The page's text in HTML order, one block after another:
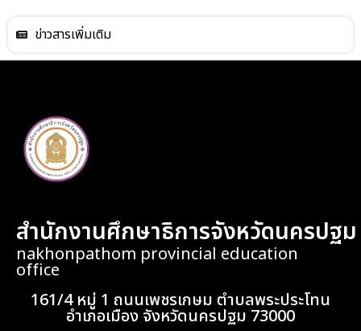
ข่าวสารเพิ่มเติม
สำนักงานศึกษาธิการจังหวัดนครปฐม
nakhonpathom provincial education
office
161/4 หมู่ 1 ถนนเพชรเกษม ตำบลพระประโทน
อำเภอเมือง จังหวัดนครปฐม 73000